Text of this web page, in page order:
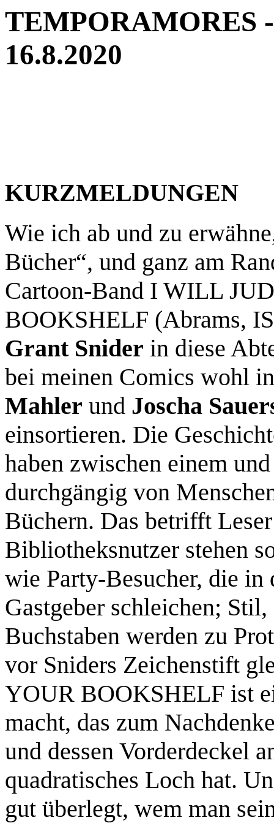
TEMPORAMORES
16.8.2020
KURZMELDUNGEN
Wie ich ab und zu
Bücher“, und ganz am
Cartoon-Band I WILL
BOOKSHELF (Abrams,
Grant Snider in diese
bei meinen Comics wohl
Mahler und Joscha
einsortieren. Die
haben zwischen einem
durchgängig von
Büchern. Das betrifft
Bibliotheksnutzer stehen
wie Party-Besucher, die
Gastgeber schleichen;
Buchstaben werden zu
vor Sniders Zeichenstift
YOUR BOOKSHELF ist
macht, das zum
und dessen Vorderdeckel
quadratisches Loch hat.
gut überlegt, wem man